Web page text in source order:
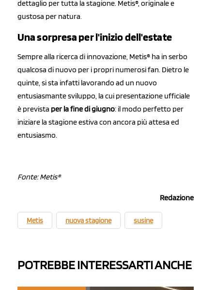
dettaglio per tutta la stagione. Metis®, originale e
gustosa per natura.
Una sorpresa per l'inizio dell'estate
Sempre alla ricerca di innovazione, Metis® ha in serbo
qualcosa di nuovo per i propri numerosi fan. Dietro le
quinte, si sta infatti lavorando ad un nuovo
entusiasmante sviluppo, la cui presentazione ufficiale
è prevista per la fine di giugno: il modo perfetto per
iniziare la stagione estiva con ancora più attesa ed
entusiasmo.
Fonte: Metis®
Redazione
Metis nuova stagione susine
POTREBBE INTERESSARTI ANCHE